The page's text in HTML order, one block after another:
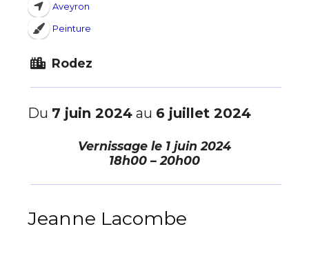
Aveyron
Peinture
Rodez
Du 7 juin 2024 au 6 juillet 2024
Vernissage le 1 juin 2024
18h00 – 20h00
Jeanne Lacombe